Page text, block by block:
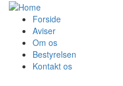
Forside
Aviser
Om os
Bestyrelsen
Kontakt os